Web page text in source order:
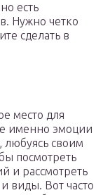
есть
Нужно четко
сделать в
место для
именно эмоции
своим
посмотреть
и рассмотреть
виды. Вот часто